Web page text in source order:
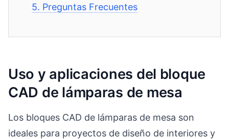
5. Preguntas Frecuentes
Uso y aplicaciones del bloque
CAD de lámparas de mesa
Los bloques CAD de lámparas de mesa son
ideales para proyectos de diseño de interiores y